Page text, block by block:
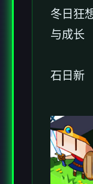
冬日狂
与成长
石日新